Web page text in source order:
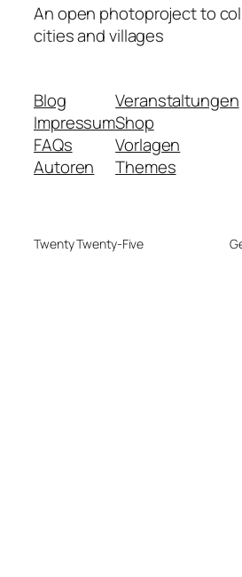
An open photoproject to
cities and villages
Blog
Impressum
FAQs
Autoren
Veranstaltungen
Shop
Vorlagen
Themes
Twenty Twenty-Five